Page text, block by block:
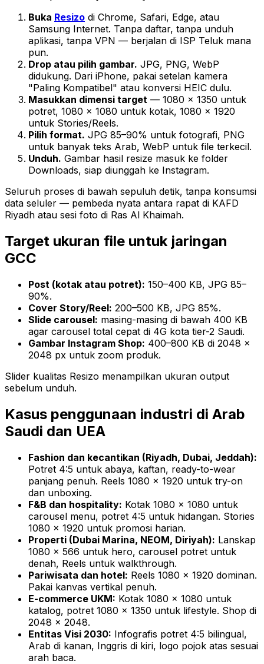
Buka Resizo di Chrome, Safari, Edge, atau
Samsung Internet. Tanpa daftar, tanpa unduh
aplikasi, tanpa VPN — berjalan di ISP Teluk mana
pun.
Drop atau pilih gambar. JPG, PNG, WebP
didukung. Dari iPhone, pakai setelan kamera
"Paling Kompatibel" atau konversi HEIC dulu.
Masukkan dimensi target — 1080 × 1350 untuk
potret, 1080 × 1080 untuk kotak, 1080 × 1920
untuk Stories/Reels.
Pilih format. JPG 85–90% untuk fotografi, PNG
untuk banyak teks Arab, WebP untuk file terkecil.
Unduh. Gambar hasil resize masuk ke folder
Downloads, siap diunggah ke Instagram.
Seluruh proses di bawah sepuluh detik, tanpa konsumsi
data seluler — pembeda nyata antara rapat di KAFD
Riyadh atau sesi foto di Ras Al Khaimah.
Target ukuran file untuk jaringan
GCC
Post (kotak atau potret): 150–400 KB, JPG 85–
90%.
Cover Story/Reel: 200–500 KB, JPG 85%.
Slide carousel: masing-masing di bawah 400 KB
agar carousel total cepat di 4G kota tier-2 Saudi.
Gambar Instagram Shop: 400–800 KB di 2048 ×
2048 px untuk zoom produk.
Slider kualitas Resizo menampilkan ukuran output
sebelum unduh.
Kasus penggunaan industri di Arab
Saudi dan UEA
Fashion dan kecantikan (Riyadh, Dubai, Jeddah):
Potret 4:5 untuk abaya, kaftan, ready-to-wear
panjang penuh. Reels 1080 × 1920 untuk try-on
dan unboxing.
F&B dan hospitality: Kotak 1080 × 1080 untuk
carousel menu, potret 4:5 untuk hidangan. Stories
1080 × 1920 untuk promosi harian.
Properti (Dubai Marina, NEOM, Diriyah): Lanskap
1080 × 566 untuk hero, carousel potret untuk
denah, Reels untuk walkthrough.
Pariwisata dan hotel: Reels 1080 × 1920 dominan.
Pakai kanvas vertikal penuh.
E-commerce UKM: Kotak 1080 × 1080 untuk
katalog, potret 1080 × 1350 untuk lifestyle. Shop di
2048 × 2048.
Entitas Visi 2030: Infografis potret 4:5 bilingual,
Arab di kanan, Inggris di kiri, logo pojok atas sesuai
arah baca.